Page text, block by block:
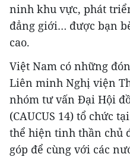
ninh khu vực, phát
đẳng giới… được bạn
cao.
Việt Nam có những
Liên minh Nghị viện
nhóm tư vấn Đại Hội
(CAUCUS 14) tổ chức
thể hiện tinh thần chủ
góp để cùng với các